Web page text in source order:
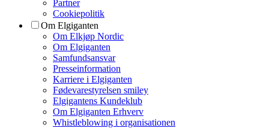
Partner
Cookiepolitik
Om Elgiganten
Om Elkjøp Nordic
Om Elgiganten
Samfundsansvar
Presseinformation
Karriere i Elgiganten
Fødevarestyrelsen smiley
Elgigantens Kundeklub
Om Elgiganten Erhverv
Whistleblowing i organisationen